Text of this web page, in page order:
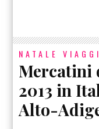
NATALE VIAGGI
Mercatini
2013 in
Alto-